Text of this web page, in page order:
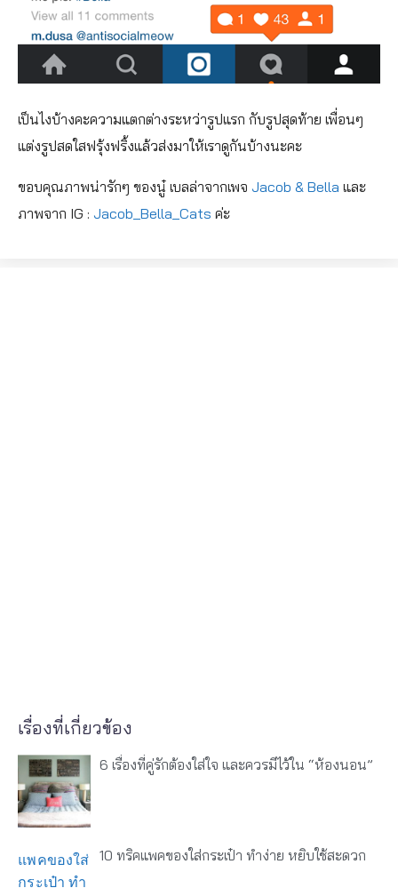
เป็นไงบ้างคะความแตกต่างระหว่ารูปแรก กับรูปสุดท้าย เพื่อนๆ
แต่งรูปสดใสฟรุ้งฟริ้งแล้วส่งมาให้เราดูกันบ้างนะคะ
ขอบคุณภาพน่ารักๆ ของนู๋ เบลล่าจากเพจ Jacob & Bella และ
ภาพจาก IG : Jacob_Bella_Cats ค่ะ
เรื่องที่เกี่ยวข้อง
6 เรื่องที่คู่รักต้องใส่ใจ และควรมีไว้ใน “ห้องนอน”
10 ทริคแพคของใส่กระเป๋า ทำง่าย หยิบใช้สะดวก